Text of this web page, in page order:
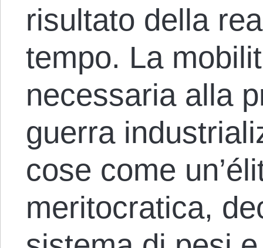
risultato della
tempo. La
necessaria alla
guerra
cose come
meritocratica,